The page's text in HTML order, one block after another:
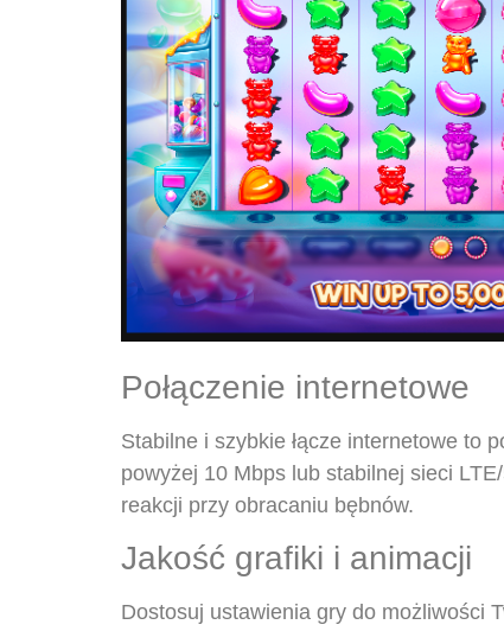
Połączenie internetowe
Stabilne i szybkie łącze internetowe to
powyżej 10 Mbps lub stabilnej sieci
reakcji przy obracaniu bębnów.
Jakość grafiki i animacji
Dostosuj ustawienia gry do możliwości